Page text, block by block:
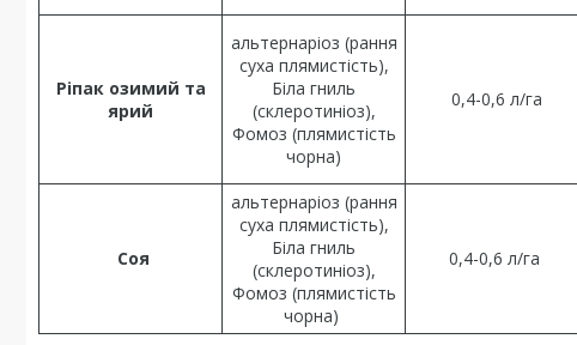
Ріпак озимий та
ярий
альтернаріоз (рання
суха плямистість),
Біла гниль
(склеротиніоз),
Фомоз (плямистість
чорна)
0,4-0,6 л/га
Соя
альтернаріоз (рання
суха плямистість),
Біла гниль
(склеротиніоз),
Фомоз (плямистість
чорна)
0,4-0,6 л/га